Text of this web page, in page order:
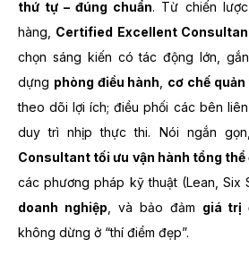
thứ tự – đúng chuẩn. Từ chiến
hàng, Certified Excellent
chọn sáng kiến có tác động lớn,
dựng phòng điều hành cơ chế quản
theo dõi lợi ích; điều phối các bên
duy trì nhịp thực thi. Nói ngắn
Consultant tối ưu vận hành tổng thể
các phương pháp kỹ thuật (Lean, Six
doanh nghiệp , và bảo đảm giá trị
không dừng ở “thí điểm đẹp”.